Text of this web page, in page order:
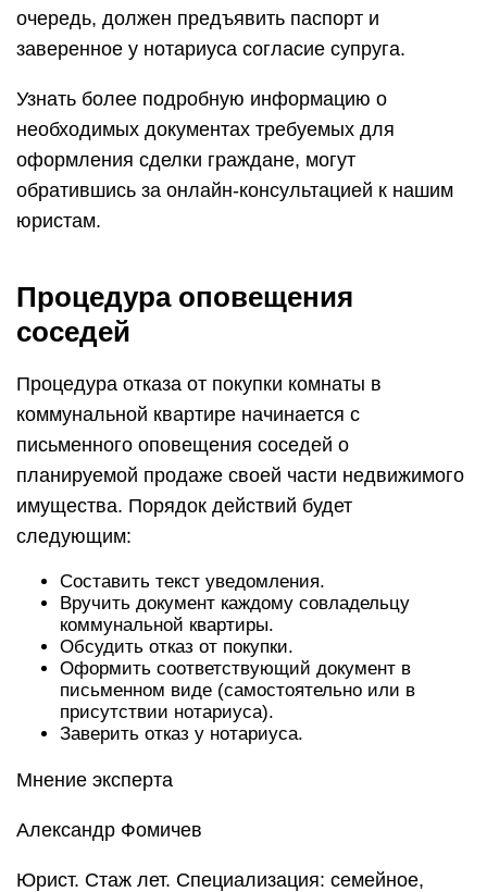
очередь, должен предъявить паспорт и
заверенное у нотариуса согласие супруга.
Узнать более подробную информацию о
необходимых документах требуемых для
оформления сделки граждане, могут
обратившись за онлайн-консультацией к нашим
юристам.
Процедура оповещения
соседей
Процедура отказа от покупки комнаты в
коммунальной квартире начинается с
письменного оповещения соседей о
планируемой продаже своей части недвижимого
имущества. Порядок действий будет
следующим:
Составить текст уведомления.
Вручить документ каждому совладельцу
коммунальной квартиры.
Обсудить отказ от покупки.
Оформить соответствующий документ в
письменном виде (самостоятельно или в
присутствии нотариуса).
Заверить отказ у нотариуса.
Мнение эксперта
Александр Фомичев
Юрист. Стаж лет. Специализация: семейное,